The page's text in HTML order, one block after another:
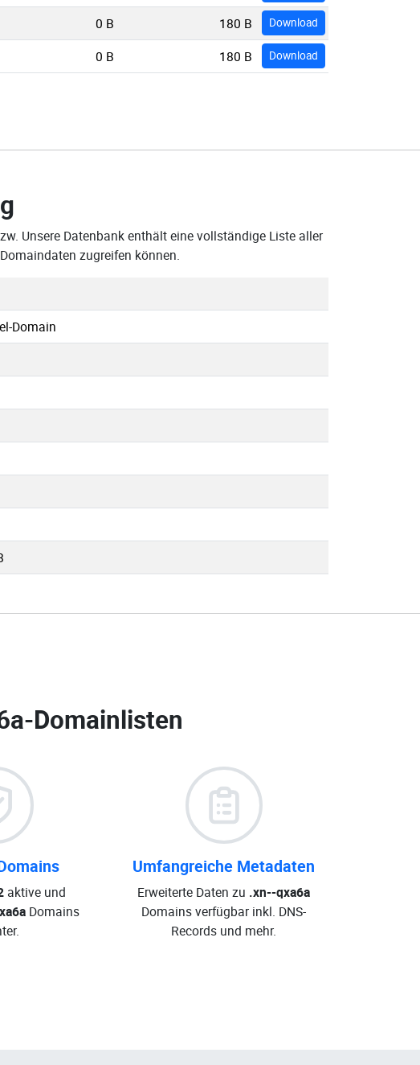
0 B 180 B Download
0 B 180 B Download
Unsere Datenbank enthält eine vollständige Liste aller
zugreifen können.
Domain
Domainlisten
aktive und
Domains
Umfangreiche Metadaten
Erweiterte Daten zu .xn--qxa6a
Domains verfügbar inkl. DNS-
Records und mehr.